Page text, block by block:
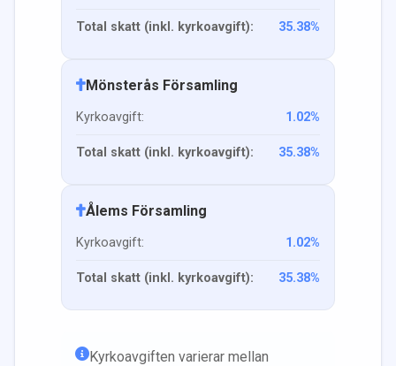
Total skatt (inkl. kyrkoavgift): 35.38%
Mönsterås Församling
Kyrkoavgift: 1.02%
Total skatt (inkl. kyrkoavgift): 35.38%
Ålems Församling
Kyrkoavgift: 1.02%
Total skatt (inkl. kyrkoavgift): 35.38%
Kyrkoavgiften varierar mellan